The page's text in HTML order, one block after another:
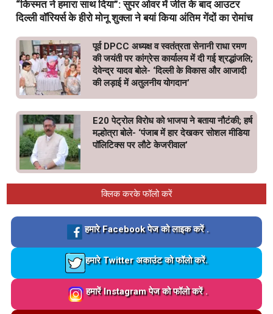
“किस्मत ने हमारा साथ दिया”: सुपर ओवर में जीत के बाद आउटर
दिल्ली वॉरियर्स के हीरो मोनू शुक्ला ने बयां किया अंतिम गेंदों का रोमांच
पूर्व DPCC अध्यक्ष व स्वतंत्रता सेनानी राधा रमण
की जयंती पर कांग्रेस कार्यालय में दी गई श्रद्धांजलि;
देवेन्द्र यादव बोले- ‘दिल्ली के विकास और आजादी
की लड़ाई में अतुलनीय योगदान’
E20 पेट्रोल विरोध को भाजपा ने बताया नौटंकी; हर्ष
मल्होत्रा बोले- ‘पंजाब में हार देखकर सोशल मीडिया
पॉलिटिक्स पर लौटे केजरीवाल’
क्लिक करके फॉलो करें
Loading…
हमारे Facebook पेज को लाइक करें .
Loading…
हमारे Twitter अकाउंट को फॉलो करें.
Loading…
हमारें Instagram पेज को फॉलो करें .